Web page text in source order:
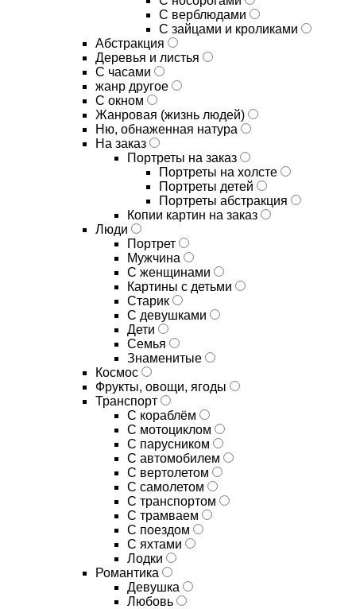
С верблюдами
С зайцами и кроликами
Абстракция
Деревья и листья
С часами
жанр другое
С окном
Жанровая (жизнь людей)
Ню, обнаженная натура
На заказ
Портреты на заказ
Портреты на холсте
Портреты детей
Портреты абстракция
Копии картин на заказ
Люди
Портрет
Мужчина
С женщинами
Картины с детьми
Старик
С девушками
Дети
Семья
Знаменитые
Космос
Фрукты, овощи, ягоды
Транспорт
С кораблём
С мотоциклом
С парусником
С автомобилем
С вертолетом
С самолетом
С транспортом
С трамваем
С поездом
С яхтами
Лодки
Романтика
Девушка
Любовь